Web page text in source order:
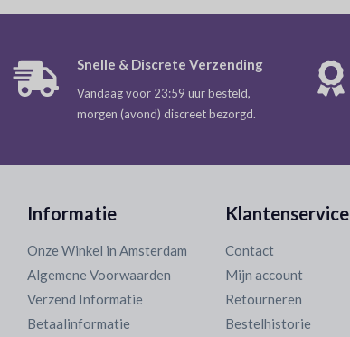
Snelle & Discrete Verzending
Vandaag voor 23:59 uur besteld,
morgen (avond) discreet bezorgd.
Informatie
Onze Winkel in Amsterdam
Algemene Voorwaarden
Verzend Informatie
Betaalinformatie
Klantenservice
Contact
Mijn account
Retourneren
Bestelhistorie